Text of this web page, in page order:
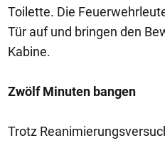
Toilette. Die
Tür auf und bringen den
Kabine.
Zwölf Minuten bangen
Trotz